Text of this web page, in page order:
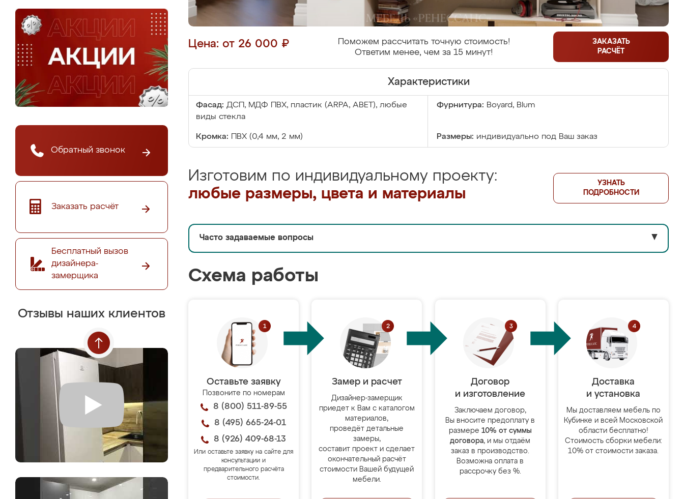
Обратный звонок
Заказать расчёт
Бесплатный вызов
дизайнера-
замерщика
Отзывы наших клиентов
Цена: от 26 000 ₽
Поможем рассчитать точную стоимость!
Ответим менее, чем за 15 минут!
ЗАКАЗАТЬ
РАСЧЁТ
Характеристики
Фасад: ДСП, МДФ ПВХ, пластик (ARPA, ABET), любые
виды стекла
Фурнитура: Boyard, Blum
Кромка: ПВХ (0,4 мм, 2 мм) Размеры: индивидуально под Ваш заказ
Изготовим по индивидуальному проекту:
любые размеры, цвета и материалы
УЗНАТЬ
ПОДРОБНОСТИ
Часто задаваемые вопросы ▼
Схема работы
Оставьте заявку
Позвоните по номерам
8 (800) 511-89-55
8 (495) 665-24-01
8 (926) 409-68-13
Или оставьте заявку на сайте для
консультации и
предварительного расчёта
стоимости.
Замер и расчет
Дизайнер-замерщик
приедет к Вам с каталогом
материалов,
проведёт детальные
замеры,
составит проект и сделает
окончательный расчёт
стоимости Вашей будущей
мебели.
Договор
и изготовление
Заключаем договор,
Вы вносите предоплату в
размере 10% от суммы
договора, и мы отдаём
заказ в производство.
Возможна оплата в
рассрочку без %.
Доставка
и установка
Мы доставляем мебель по
Кубинке и всей Московской
области бесплатно!
Стоимость сборки мебели:
10% от стоимости заказа.